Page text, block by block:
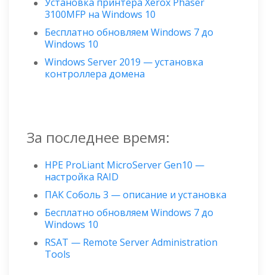
Установка принтера Xerox Phaser
3100MFP на Windows 10
Бесплатно обновляем Windows 7 до
Windows 10
Windows Server 2019 — установка
контроллера домена
За последнее время:
HPE ProLiant MicroServer Gen10 —
настройка RAID
ПАК Соболь 3 — описание и установка
Бесплатно обновляем Windows 7 до
Windows 10
RSAT — Remote Server Administration
Tools